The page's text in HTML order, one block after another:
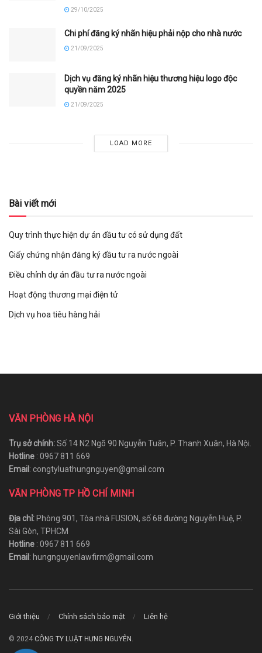
29/10/2025
Chi phí đăng ký nhãn hiệu phải nộp cho nhà nước
21/09/2025
Dịch vụ đăng ký nhãn hiệu thương hiệu logo độc
quyền năm 2025
21/09/2025
LOAD MORE
Bài viết mới
Quy trình thực hiện dự án đầu tư có sử dụng đất
Giấy chứng nhận đăng ký đầu tư ra nước ngoài
Điều chỉnh dự án đầu tư ra nước ngoài
Hoạt động thương mại điện tử
Dịch vụ hoa tiêu hàng hải
VĂN PHÒNG HÀ NỘI
Trụ sở chính:Số 14 N2 Ngõ 90 Nguyễn Tuân, P. Thanh Xuân, Hà Nội.
Hotline : 0967 811 669
Email : congtyluathungnguyen@gmail.com
VĂN PHÒNG TP HỒ CHÍ MINH
Địa chỉ: Phòng 901, Tòa nhà FUSION, số 68 đường Nguyễn Huệ, P.
Sài Gòn, TPHCM
Hotline : 0967 811 669
Email : hungnguyenlawfirm@gmail.com
Giới thiệu Chính sách bảo mật Liên hệ
© 2024 CÔNG TY LUẬT HƯNG NGUYÊN